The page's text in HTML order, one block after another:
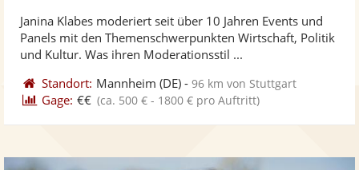
Fotos
5
Janina Klabes moderiert seit über 10 Jahren Events und
Panels mit den Themenschwerpunkten Wirtschaft, Politik
und Kultur. Was ihren Moderationsstil ...
Standort: Mannheim (DE) -96 km von Stuttgart
Gage: €€ (ca. 500 € - 1800 € pro Auftritt)